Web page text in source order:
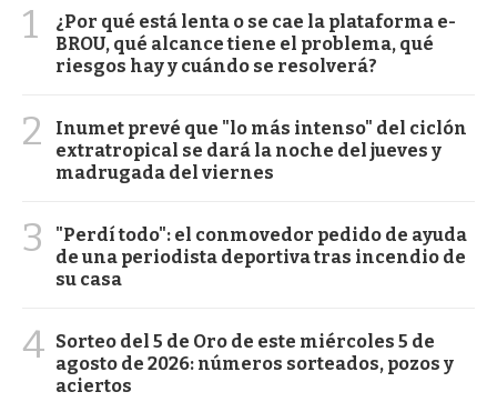
1
¿Por qué está lenta o se cae la plataforma e-
BROU, qué alcance tiene el problema, qué
riesgos hay y cuándo se resolverá?
2
Inumet prevé que "lo más intenso" del ciclón
extratropical se dará la noche del jueves y
madrugada del viernes
3
"Perdí todo": el conmovedor pedido de ayuda
de una periodista deportiva tras incendio de
su casa
4 Sorteo del 5 de Oro de este miércoles 5 de
agosto de 2026: números sorteados, pozos y
aciertos